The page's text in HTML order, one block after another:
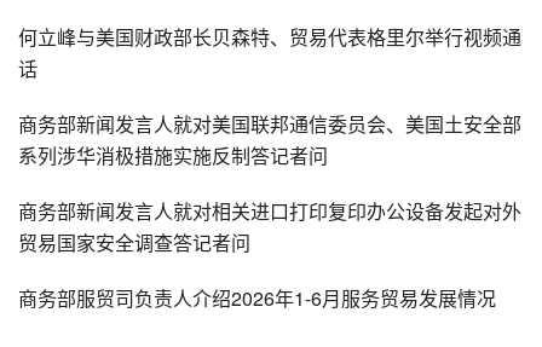
何立峰与美国财政部长贝森特、贸易代表格里尔举行视频通
话
商务部新闻发言人就对美国联邦通信委员会、美国土安全部
系列涉华消极措施实施反制答记者问
商务部新闻发言人就对相关进口打印复印办公设备发起对外
贸易国家安全调查答记者问
商务部服贸司负责人介绍2026年1-6月服务贸易发展情况